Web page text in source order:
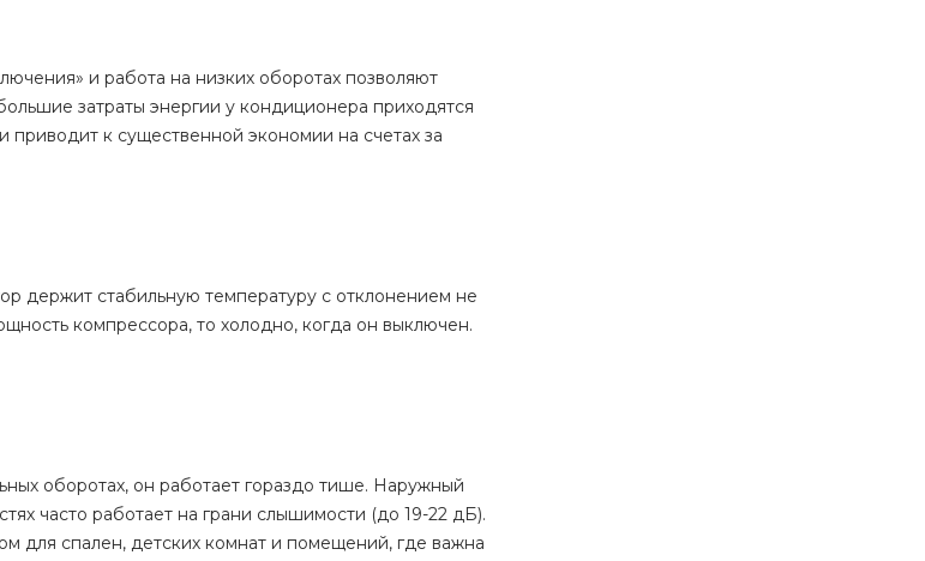
и работа на низких оборотах позволяют
затраты энергии у кондиционера приходятся
приводит к существенной экономии на счетах за
держит стабильную температуру с отклонением не
компрессора, то холодно, когда он выключен.
оборотах, он работает гораздо тише. Наружный
часто работает на грани слышимости (до 19-22 дБ).
для спален, детских комнат и помещений, где важна